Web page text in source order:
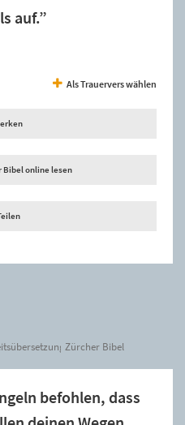
auf.”
Als Trauervers wählen
Bibel online lesen
Zürcher Bibel
befohlen, dass